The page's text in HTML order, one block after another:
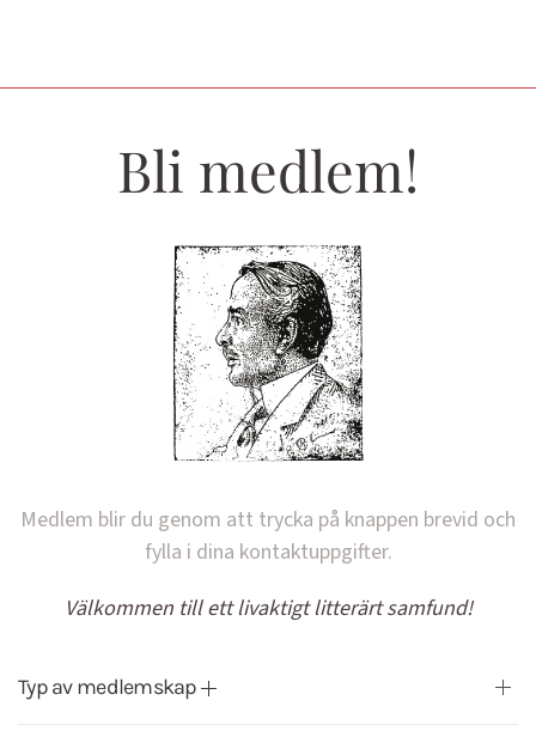
Bli medlem!
Medlem blir du genom att trycka på knappen brevid och
fylla i dina kontaktuppgifter.
Välkommen till ett livaktigt litterärt samfund!
Typ av medlemskap